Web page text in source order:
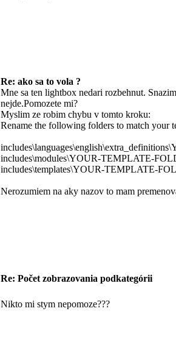
Re: ako sa to vola ?
Mne sa ten lightbox nedari rozbehnut.
nejde.Pomozete mi?
Myslim ze robim chybu v tomto kroku:
Rename the following folders to match your
includes\modules\YOUR-TEMPLATE-
includes\templates\YOUR-TEMPLATE-
Nerozumiem na aky nazov to mam
Re: Počet zobrazovania podkategórii
Nikto mi stym nepomoze???